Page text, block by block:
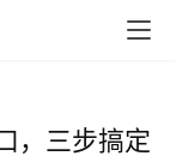
，三步搞定